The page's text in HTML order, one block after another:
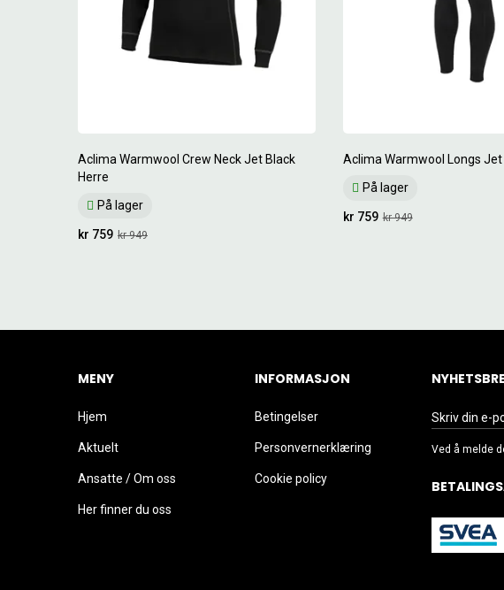
Aclima Warmwool Crew Neck Jet Black
Herre
På lager
kr 949
kr 759
Aclima Warmwool Longs Jet
På lager
kr 949
kr 759
MENY
Hjem
Aktuelt
Ansatte / Om oss
Her finner du oss
INFORMASJON
Betingelser
Personvernerklæring
Cookie policy
Ved å melde